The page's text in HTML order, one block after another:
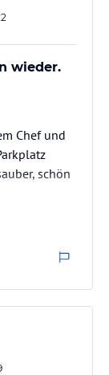
wieder.
Chef und
schön